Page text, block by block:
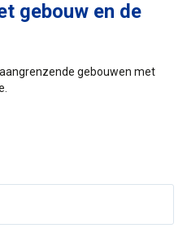
gebouw en de
gebouwen met